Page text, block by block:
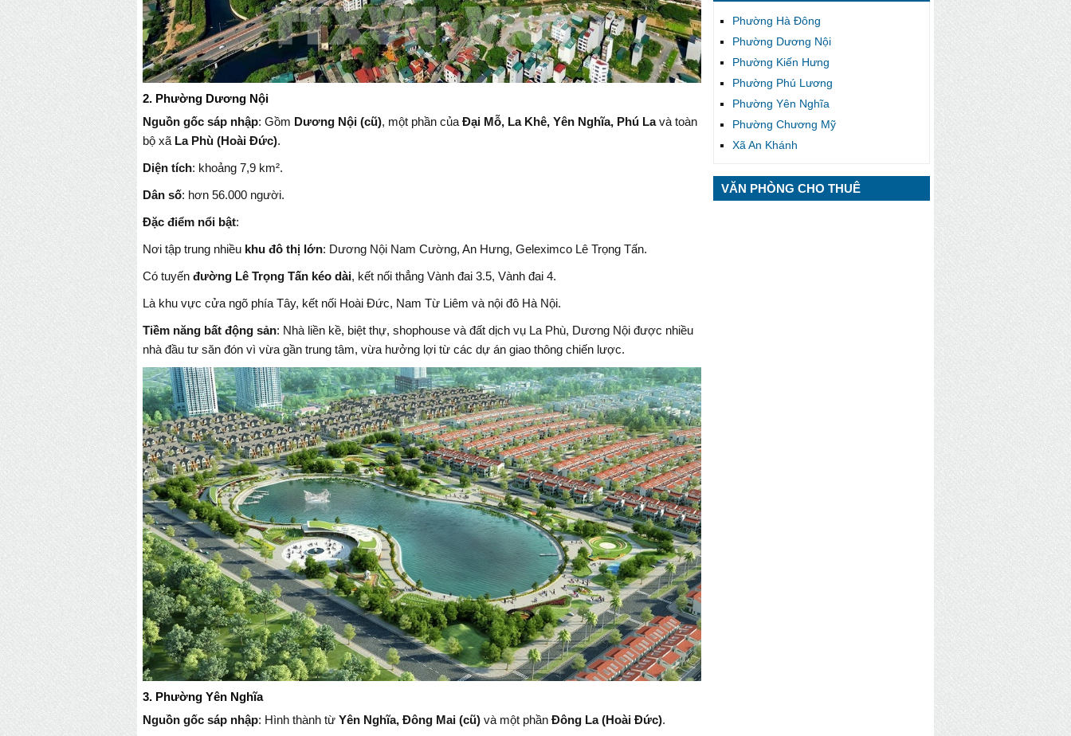
2. Phường Dương Nội
Nguồn gốc sáp nhập: Gồm Dương Nội (cũ), một phần của Đại Mỗ, La Khê, Yên Nghĩa, Phú Lavà toàn
bộ xã La Phù (Hoài Đức).
Diện tích: khoảng 7,9 km².
Dân số: hơn 56.000 người.
Đặc điểm nổi bật:
Nơi tập trung nhiều khu đô thị lớn: Dương Nội Nam Cường, An Hưng, Geleximco Lê Trọng Tấn.
Có tuyến đường Lê Trọng Tấn kéo dài, kết nối thẳng Vành đai 3.5, Vành đai 4.
Là khu vực cửa ngõ phía Tây, kết nối Hoài Đức, Nam Từ Liêm và nội đô Hà Nội.
Tiềm năng bất động sản: Nhà liền kề, biệt thự, shophouse và đất dịch vụ La Phù, Dương Nội được nhiều
nhà đầu tư săn đón vì vừa gần trung tâm, vừa hưởng lợi từ các dự án giao thông chiến lược.
3. Phường Yên Nghĩa
Nguồn gốc sáp nhập: Hình thành từ Yên Nghĩa, Đông Mai (cũ) và một phần Đông La (Hoài Đức).
Phường Hà Đông
Phường Dương Nội
Phường Kiến Hưng
Phường Phú Lương
Phường Yên Nghĩa
Phường Chương Mỹ
Xã An Khánh
VĂN PHÒNG CHO THUÊ